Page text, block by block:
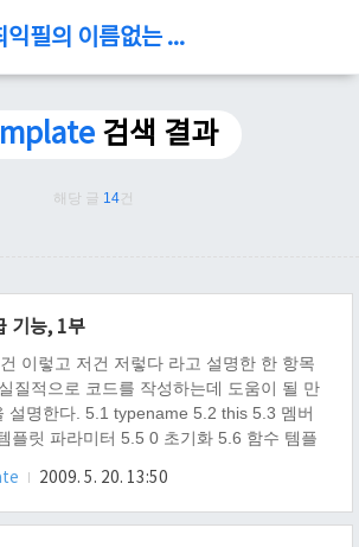
최익필의 이름없는 블로그
검색 결과
해당 글 14건
기능, 1부
이렇고 저건 저렇다 라고 설명한 한 항목
질적으로 코드를 작성하는데 도움이 될 만
설명한다. 5.1 typename 5.2 this 5.3 멤버
플릿 파라미터 5.5 0 초기화 5.6 함수 템플
가? 지금까지 typename 은 템플릿 파라미터
키워드로 알고 있었지만, 여기에 한가지
2009. 5. 20. 13:50